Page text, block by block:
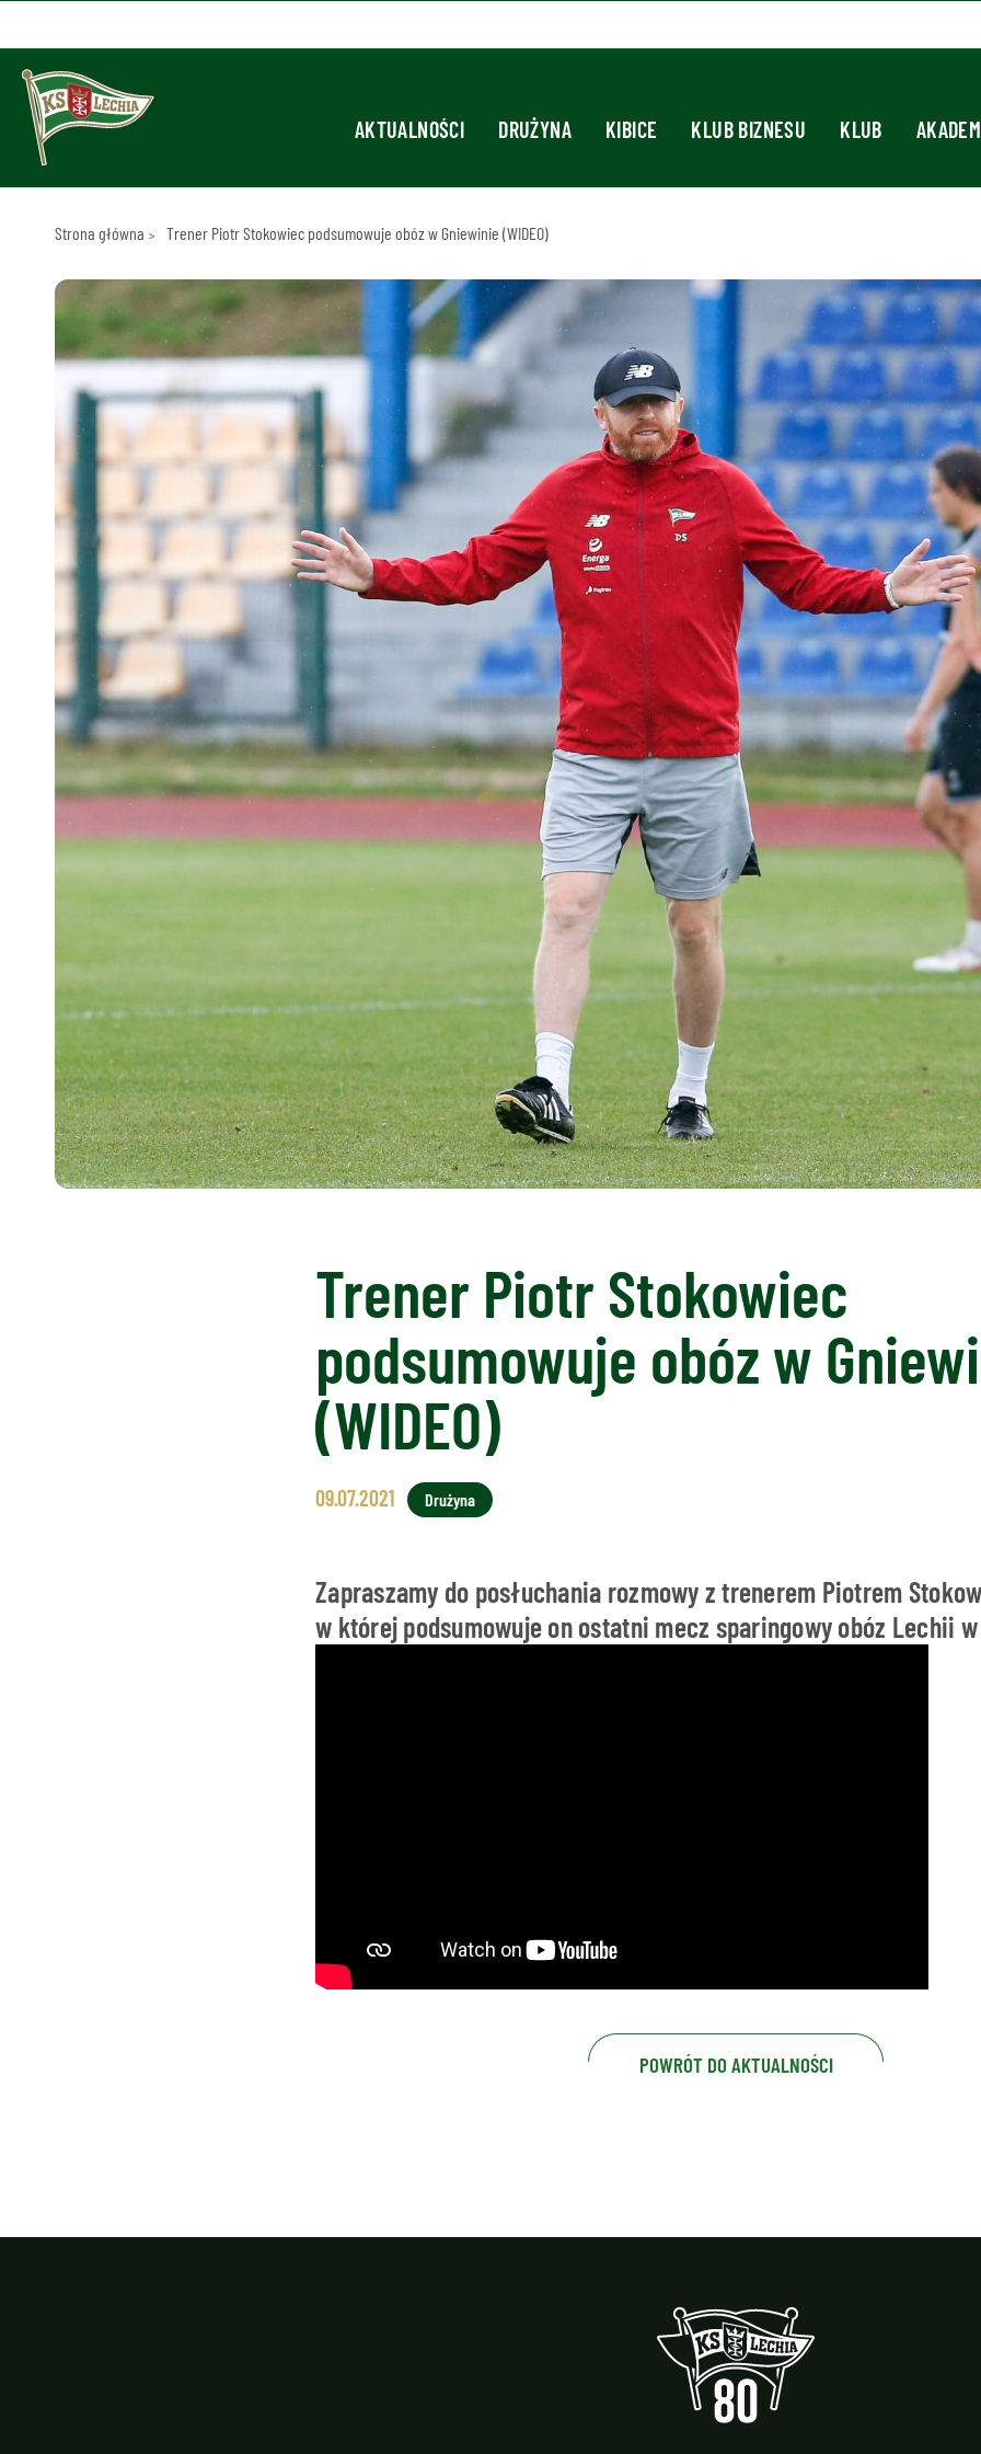
AKTUALNOŚCI DRUŻYNA KIBICE KLUB BIZNESU KLUB
Strona główna Trener Piotr Stokowiec podsumowuje obóz w Gniewinie (WIDEO)
Trener Piotr Stokowiec
podsumowuje obóz w
(WIDEO)
09.07.2021 Drużyna
Zapraszamy do posłuchania rozmowy z trenerem Piotrem
w której podsumowuje on ostatni mecz sparingowy obóz Lechii
POWRÓT DO AKTUALNOŚCI